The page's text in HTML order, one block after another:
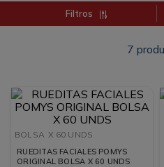
Filtros
7
BOLSA X 60 UNDS
RUEDITAS FACIALES POMYS
ORIGINAL BOLSA X 60 UNDS